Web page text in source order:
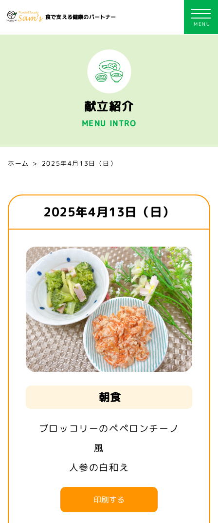
食で支える健康のパートナー
献立紹介
MENU INTRO
ホーム 2025年4月13日（日）
2025年4月13日（日）
朝食
ブロッコリーのペペロンチーノ
風
人参の白和え
印刷する